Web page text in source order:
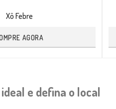
Xô Febre
AGORA
e defina o local